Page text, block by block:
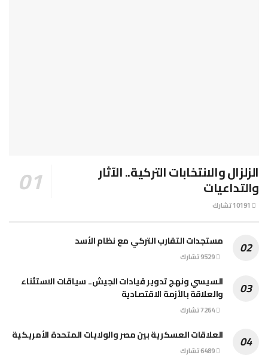
الزلزال والانتخابات التركية.. الآثار
والتداعيات
مستجدات التقارب التركي مع نظام الأسد
السيسي ونهج تدوير قيادات الجيش.. سياقات الاستثناء
والعلاقة بالأزمة الاقتصادية
العلاقات العسكرية بين مصر والولايات المتحدة الأمريكية